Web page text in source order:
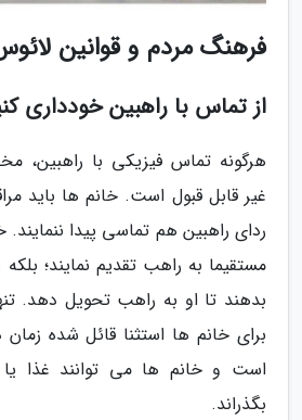
فرهنگ مردم و قوانین
از تماس با راهبین خودداری
هرگونه تماس فیزیکی با راهبین،
غیر قابل قبول است. خانم ها باید
ردای راهبین هم تماسی پیدا ننمایند.
مستقیما به راهب تقدیم نمایند؛
بدهند تا او به راهب تحویل دهد.
برای خانم ها استثنا قائل شده
است و خانم ها می توانند غذا
بگذراند.